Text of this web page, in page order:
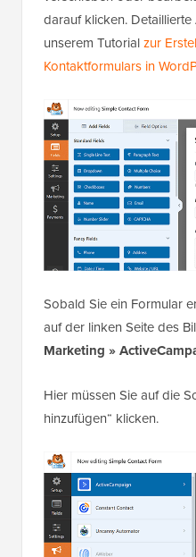
darauf klicken.
unserem Tutorialzur
Kontaktformulars in
Sobald Sie ein Formular
auf der linken Seite des
Marketing »
Hier müssen Sie auf die
hinzufügen“ klicken.